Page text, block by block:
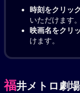
時刻をクリック
いただけます。
映画名をクリ
けます。
福井メトロ劇